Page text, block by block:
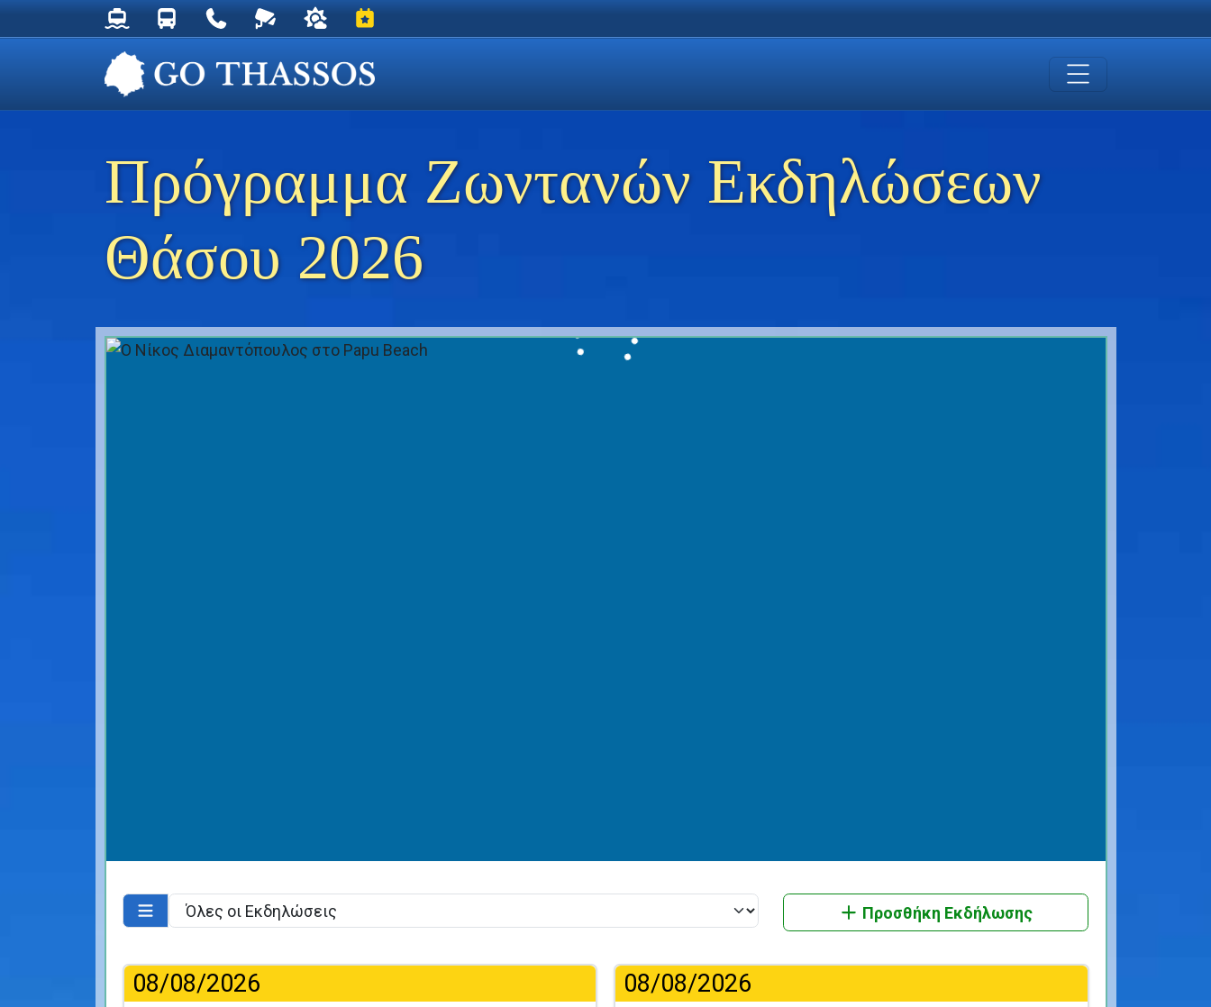
Δρομολόγια Φέρυ για Θάσο
Δρομολόγια Λεωφορείων Θάσου
Χρήσιμα Τηλέφωνα
Ζωντανή Κάμερα στη Χρυσή Ακτή
Ο καιρός στη Θάσο
Εκδηλώσεις στη Θάσο
Πρόγραμμα Ζωντανών Εκδηλώσεων
Θάσου 2026
Προσθήκη Εκδήλωσης
08/08/2026 08/08/2026